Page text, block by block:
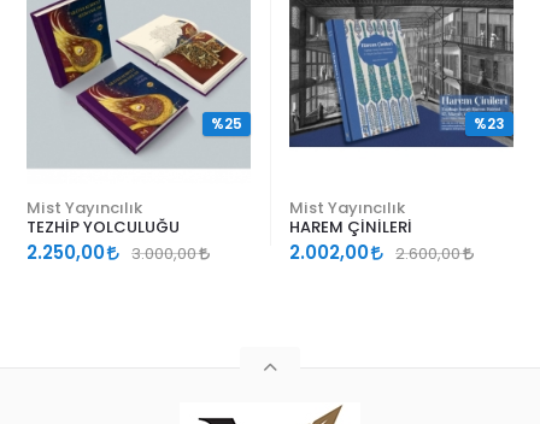
Mist Yayıncılık
TEZHİP YOLCULUĞU
2.250,00 3.000,00
%25
Mist Yayıncılık
HAREM ÇİNİLERİ
2.002,00 2.600,00
%23